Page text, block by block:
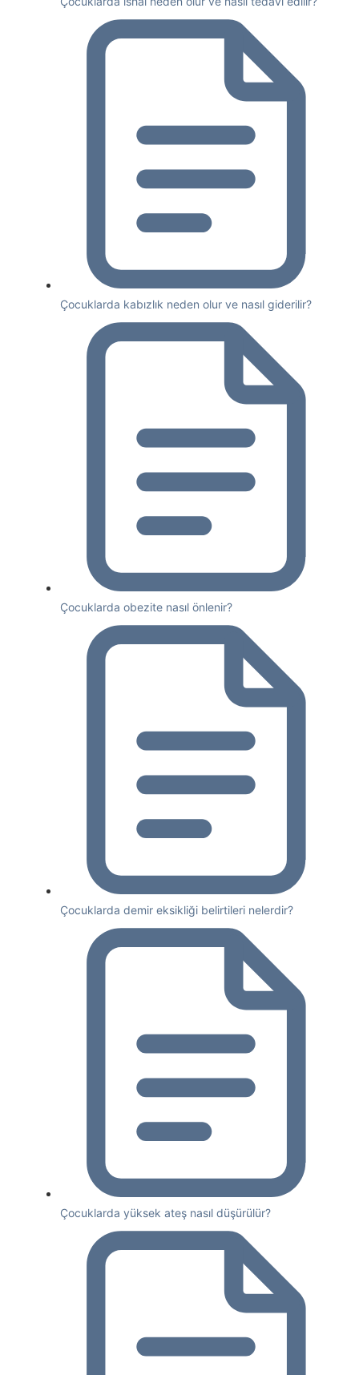
Çocuklarda kabızlık neden olur ve nasıl giderilir?
Çocuklarda obezite nasıl önlenir?
Çocuklarda demir eksikliği belirtileri nelerdir?
Çocuklarda yüksek ateş nasıl düşürülür?